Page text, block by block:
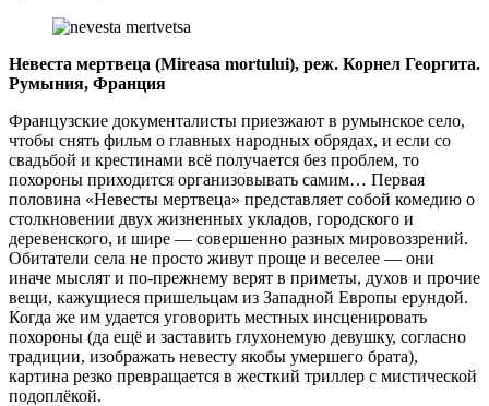
Невеста мертвеца (Мireasa mortului), реж. Корнел Георгита.
Румыния, Франция
Французские документалисты приезжают в румынское село,
чтобы снять фильм о главных народных обрядах, и если со
свадьбой и крестинами всё получается без проблем, то
похороны приходится организовывать самим… Первая
половина «Невесты мертвеца» представляет собой комедию о
столкновении двух жизненных укладов, городского и
деревенского, и шире — совершенно разных мировоззрений.
Обитатели села не просто живут проще и веселее — они
иначе мыслят и по-прежнему верят в приметы, духов и прочие
вещи, кажущиеся пришельцам из Западной Европы ерундой.
Когда же им удается уговорить местных инсценировать
похороны (да ещё и заставить глухонемую девушку, согласно
традиции, изображать невесту якобы умершего брата),
картина резко превращается в жесткий триллер с мистической
подоплёкой.